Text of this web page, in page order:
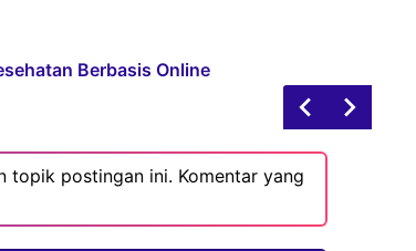
Berbasis Online
topik postingan ini. Komentar yang